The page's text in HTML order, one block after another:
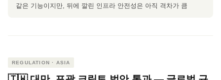
같은 기능이지만, 뒤에 깔린 인프라 안전성은 아직 격차가 큼
REGULATION · ASIA